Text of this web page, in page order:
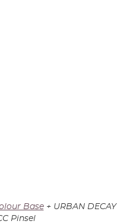
Base+ URBAN DECAY
Pinsel